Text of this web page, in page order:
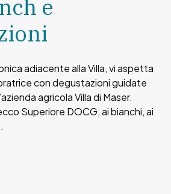
e
adiacente alla Villa, vi aspetta
con degustazioni guidate
agricola Villa di Maser.
Superiore DOCG, ai bianchi, ai